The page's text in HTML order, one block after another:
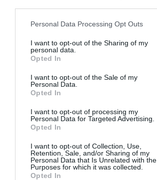
Personal Data Processing Opt Outs
I want to opt-out of the Sharing of my
personal data.
Opted In
I want to opt-out of the Sale of my
Personal Data.
Opted In
I want to opt-out of processing my
Personal Data for Targeted Advertising.
Opted In
I want to opt-out of Collection, Use,
Retention, Sale, and/or Sharing of my
Personal Data that Is Unrelated with the
Purposes for which it was collected.
Opted In